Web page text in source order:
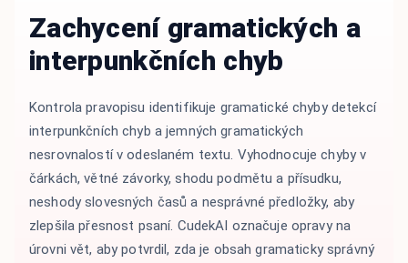
Zachycení gramatických a
interpunkčních chyb
Kontrola pravopisu identifikuje gramatické chyby detekcí
interpunkčních chyb a jemných gramatických
nesrovnalostí v odeslaném textu. Vyhodnocuje chyby v
čárkách, větné závorky, shodu podmětu a přísudku,
neshody slovesných časů a nesprávné předložky, aby
zlepšila přesnost psaní. CudekAI označuje opravy na
úrovni vět, aby potvrdil, zda je obsah gramaticky správný